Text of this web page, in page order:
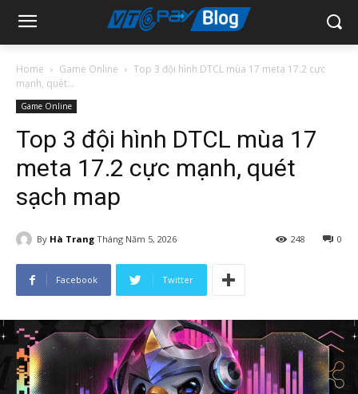
Home Game Online
Top 3 đội hình DTCL mùa 17 meta 17.2 cực
mạnh, quét...
Game Online
Top 3 đội hình DTCL mùa 17
meta 17.2 cực mạnh, quét
sạch map
By Hà Trang Tháng Năm 5, 2026 0
248
Facebook Twitter